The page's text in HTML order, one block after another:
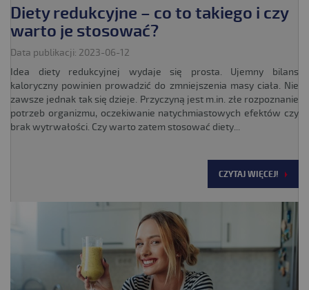
Diety redukcyjne – co to takiego i czy
warto je stosować?
Data publikacji: 2023-06-12
Idea diety redukcyjnej wydaje się prosta. Ujemny bilans
kaloryczny powinien prowadzić do zmniejszenia masy ciała. Nie
zawsze jednak tak się dzieje. Przyczyną jest m.in. złe rozpoznanie
potrzeb organizmu, oczekiwanie natychmiastowych efektów czy
brak wytrwałości. Czy warto zatem stosować diety...
CZYTAJ WIĘCEJ!